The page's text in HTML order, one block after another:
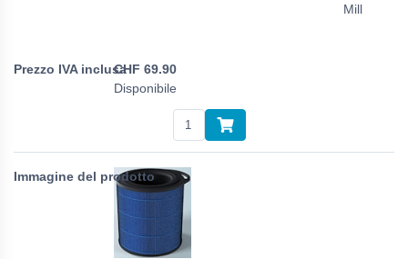
Mill
CHF 69.90
Disponibile